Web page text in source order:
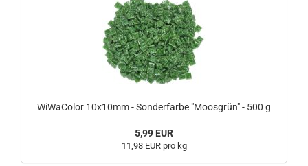
WiWaColor 10x10mm - Sonderfarbe "Moosgrün" - 500 g
5,99 EUR
11,98 EUR pro kg